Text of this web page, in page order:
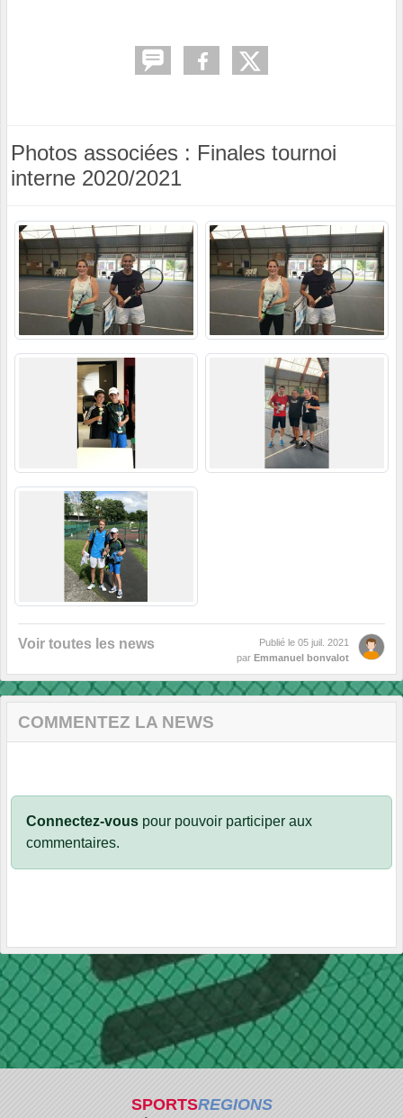
Photos associées : Finales tournoi
interne 2020/2021
Voir toutes les news Publié le 05 juil. 2021
par Emmanuel bonvalot
COMMENTEZ LA NEWS
Connectez-vous pour pouvoir participer aux
commentaires.
SPORTSREGIONS